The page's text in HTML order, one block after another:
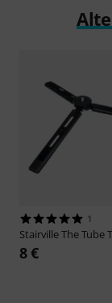
1
StairvilleThe Tube
8 €